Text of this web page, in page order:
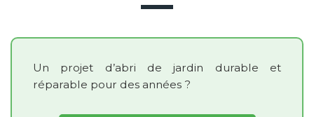
Un projet d’abri de jardin durable et
réparable pour des années ?